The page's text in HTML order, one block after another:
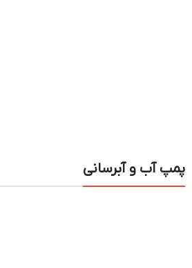
پمپ آب و آبرسانی